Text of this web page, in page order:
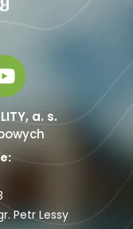
a. s.
Petr Lessy